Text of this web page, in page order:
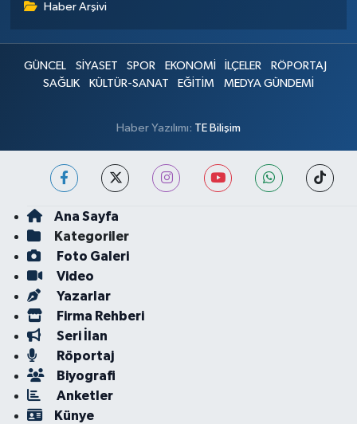
Haber Arşivi
GÜNCEL SİYASET SPOR EKONOMİ İLÇELER
RÖPORTAJ
SAĞLIK
KÜLTÜR-SANAT EĞİTİM MEDYA GÜNDEMİ
Haber Yazılımı: TE Bilişim
Ana Sayfa
Kategoriler
Foto Galeri
Video
Yazarlar
Firma Rehberi
Seri İlan
Röportaj
Biyografi
Anketler
Künye